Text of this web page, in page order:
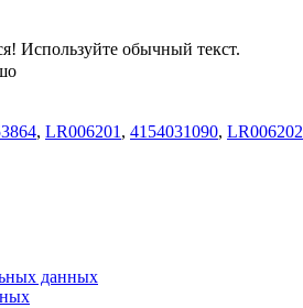
Используйте обычный текст.
, LR006201 , 4154031090, LR006202
данных